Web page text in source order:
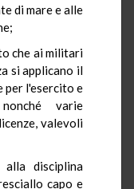
di mare e alle
che ai militari
si applicano il
per l'esercito e
varie
valevoli
disciplina
capo e